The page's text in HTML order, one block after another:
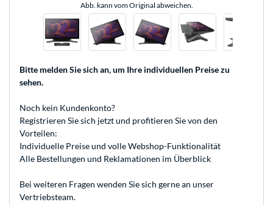
Abb. kann vom Original abweichen.
Bitte melden Sie sich an, um Ihre individuellen Preise zu
sehen.
Noch kein Kundenkonto?
Registrieren Sie sich jetzt und profitieren Sie von den
Vorteilen:
Individuelle Preise und volle Webshop-Funktionalität
Alle Bestellungen und Reklamationen im Überblick
Bei weiteren Fragen wenden Sie sich gerne an unser
Vertriebsteam.